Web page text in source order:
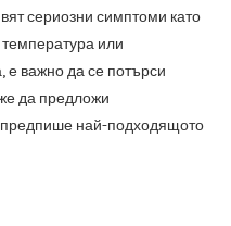
сериозни симптоми като
или
е важно да се потърси
да предложи
най-подходящото